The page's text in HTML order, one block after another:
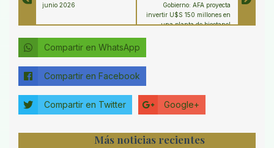
junio 2026
Gobierno: AFA proyecta
invertir U$S 150 millones en
una planta de bioetanol
Compartir en WhatsApp
Compartir en Facebook
Compartir en Twitter Google+
Más noticias recientes